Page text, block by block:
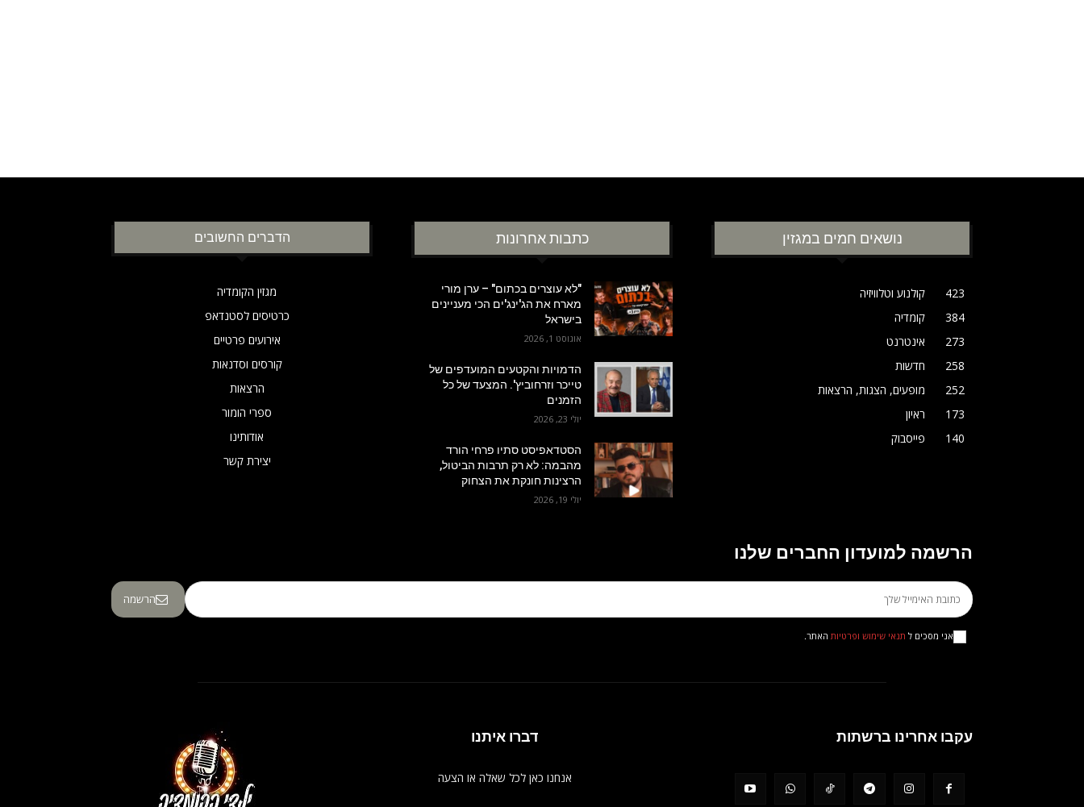
הדברים החשובים
מגזין הקומדיה
כרטיסים לסטנדאפ
אירועים פרטיים
קורסים וסדנאות
הרצאות
ספרי הומור
אודותינו
יצירת קשר
כתבות אחרונות
"לא עוצרים בכתום" – ערן מורי
מארח את הג'ינג'ים הכי מעניינים
בישראל
אוגוסט 1, 2026
הדמויות והקטעים המועדפים של
טייכר וזרחוביץ'. המצעד של כל
הזמנים
יולי 23, 2026
הסטדאפיסט סתיו פרחי הורד
מהבמה: לא רק תרבות הביטול,
הרצינות חונקת את הצחוק
יולי 19, 2026
נושאים חמים במגזין
קולנוע וטלוויזיה
423
קומדיה
384
אינטרנט
273
חדשות
258
מופעים, הצגות, הרצאות
252
ראיון
173
פייסבוק
140
הרשמה למועדון החברים שלנו
הרשמה
אני מסכים ל תנאי שימוש ופרטיותהאתר.
דברו איתנו
אנחנו כאן לכל שאלה או הצעה
עקבו אחרינו ברשתות